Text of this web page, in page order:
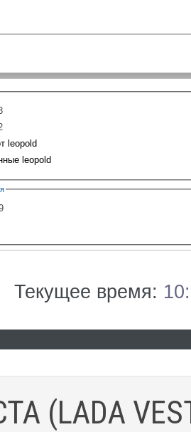
leopold
leopold
Текущее время:
(LADA